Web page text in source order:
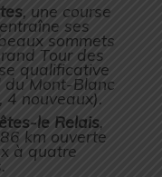
, une course
ses
sommets
Tour des
qualificative
du Mont-Blanc
nouveaux).
le Relais,
km ouverte
à quatre